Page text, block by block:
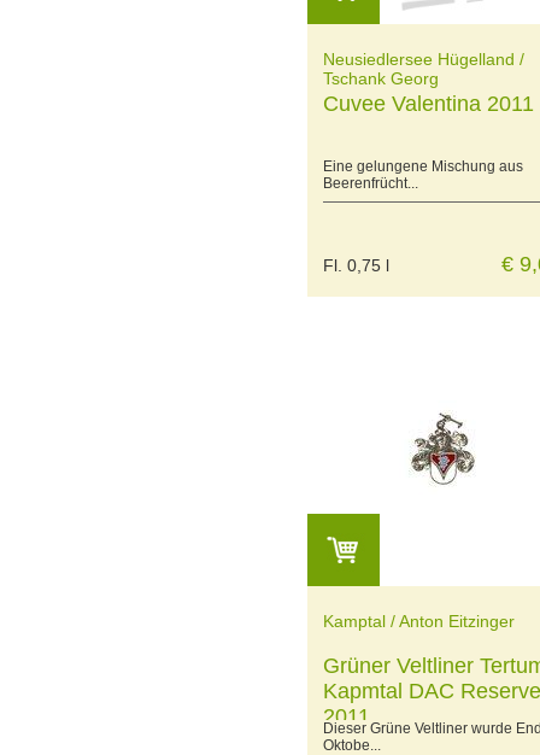
Neusiedlersee Hügelland /
Tschank Georg
Cuvee Valentina 2011
Eine gelungene Mischung aus
Beerenfrücht...
Fl. 0,75 l €
Kamptal / Anton Eitzinger
Grüner Veltliner
Kapmtal DAC Reserve
2011
Dieser Grüne Veltliner wurde
Oktobe...